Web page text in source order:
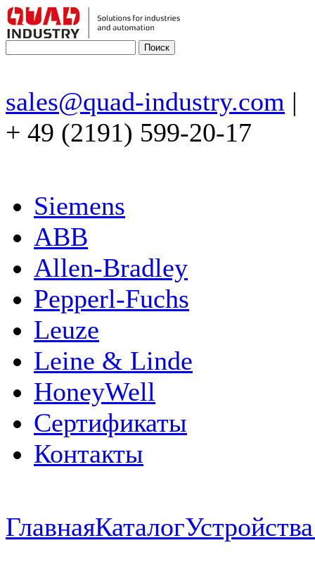
sales@quad-industry.com |
+ 49 (2191) 599-20-17
Siemens
ABB
Allen-Bradley
Pepperl-Fuchs
Leuze
Leine & Linde
HoneyWell
Сертификаты
Контакты
ГлавнаяКаталог